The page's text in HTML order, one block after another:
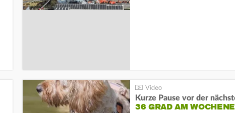
Kurze Pause vor der
36 GRAD AM